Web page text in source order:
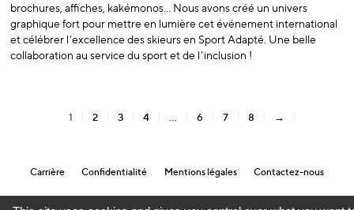
brochures, affiches, kakémonos… Nous avons créé un univers
graphique fort pour mettre en lumière cet événement international
et célébrer l’excellence des skieurs en Sport Adapté. Une belle
collaboration au service du sport et de l’inclusion !
1 2 3 4 … 6 7 8 →
Carrière Confidentialité Mentions légales Contactez-nous